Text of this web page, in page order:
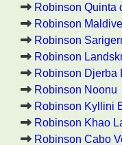
Robinson Quinta
Robinson
Robinson
Robinson
Robinson Djerba
Robinson Noonu
Robinson Kyllini
Robinson Khao
Robinson Cabo